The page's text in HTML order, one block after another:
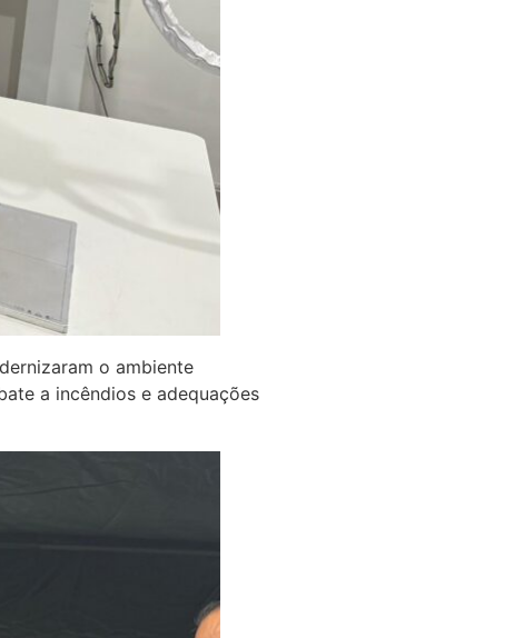
o ambiente
a incêndios e adequações